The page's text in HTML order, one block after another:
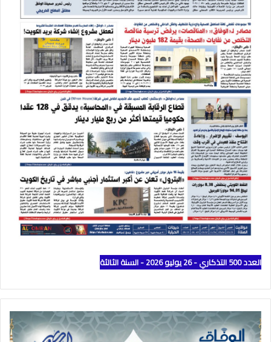
العدد 500 التذكاري - 26 يوليو 2026 - السنة الثالثة